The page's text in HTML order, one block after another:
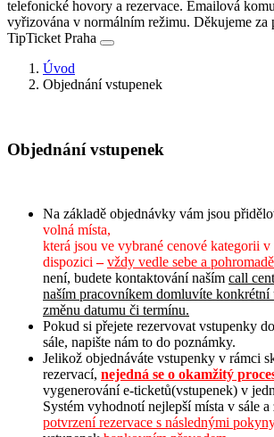
telefonické hovory a rezervace. Emailová
vyřizována v normálním režimu. Děkujeme za
TipTicket Praha
Úvod
Objednání vstupenek
Objednání vstupenek
Na základě objednávky vám jsou
volná místa,
která jsou ve vybrané cenové kategorii
dispozici– vždy vedle sebe a
není, budete kontaktování naším call
naším pracovníkem domluvíte konkrétní
změnu datumu či termínu.
Pokud si přejete rezervovat vstupenky do
sále, napište nám to do poznámky.
Jelikož objednáváte vstupenky v rámci
rezervací, nejedná se o okamžitý
vygenerování e-ticketů(vstupenek) v
Systém vyhodnotí nejlepší místa v sále a
potvrzení rezervace s následnými